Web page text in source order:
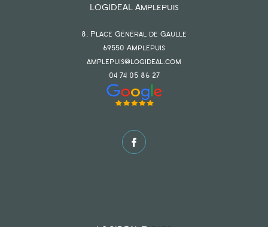
LOGIDEAL Amplepuis
8, Place Général de Gaulle
69550 amplepuis
amplepuis@logideal.com
04 74 05 86 27